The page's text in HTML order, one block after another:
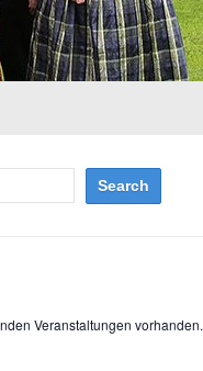
Veranstaltungen vorhanden.